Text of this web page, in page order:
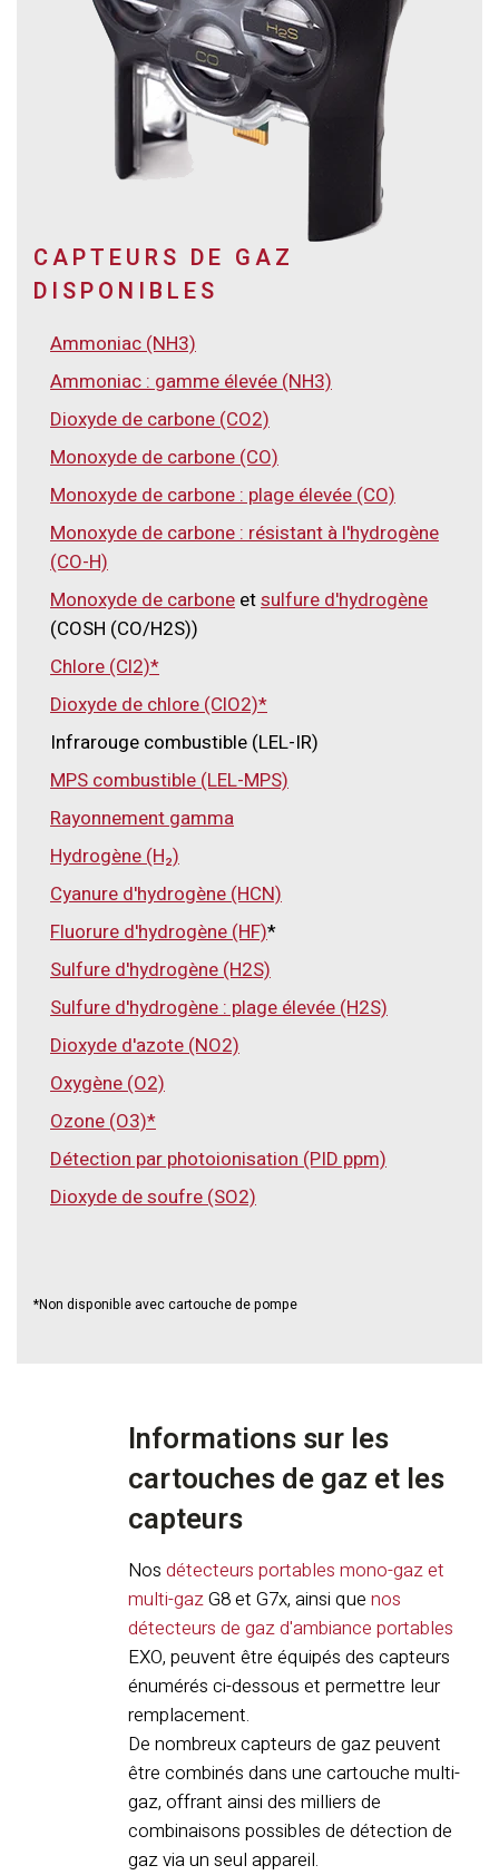
CAPTEURS DE GAZ
DISPONIBLES
Ammoniac (NH3)
Ammoniac : gamme élevée (NH3)
Dioxyde de carbone (CO2)
Monoxyde de carbone (CO)
Monoxyde de carbone : plage élevée (CO)
Monoxyde de carbone : résistant à l'hydrogène
(CO-H)
Monoxyde de carbone etsulfure d'hydrogène
(COSH (CO/H2S))
Chlore (Cl2)*
Dioxyde de chlore (ClO2)*
Infrarouge combustible (LEL-IR)
MPS combustible (LEL-MPS)
Rayonnement gamma
Hydrogène (H₂)
Cyanure d'hydrogène (HCN)
Fluorure d'hydrogène (HF)*
Sulfure d'hydrogène (H2S)
Sulfure d'hydrogène : plage élevée (H2S)
Dioxyde d'azote (NO2)
Oxygène (O2)
Ozone (O3)*
Détection par photoionisation (PID ppm)
Dioxyde de soufre (SO2)
*Non disponible avec cartouche de pompe
Informations sur les
cartouches de gaz et les
capteurs
Nos détecteurs portables mono-gaz et
multi-gazG8 et G7x, ainsi que nos
détecteurs de gaz d'ambiance portables
EXO, peuvent être équipés des capteurs
énumérés ci-dessous et permettre leur
remplacement.
De nombreux capteurs de gaz peuvent
être combinés dans une cartouche multi-
gaz, offrant ainsi des milliers de
combinaisons possibles de détection de
gaz via un seul appareil.